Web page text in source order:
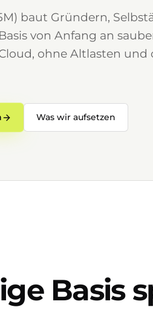
baut Gründern,
von Anfang an
ohne Altlasten
Was wir aufsetzen
Basis